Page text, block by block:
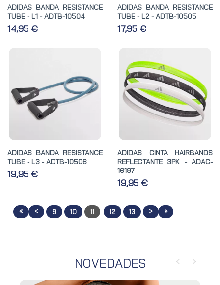
ADIDAS BANDA RESISTANCE
TUBE - L1 - ADTB-10504
14,95 €
ADIDAS BANDA RESISTANCE
TUBE - L2 - ADTB-10505
17,95 €
ADIDAS BANDA RESISTANCE
TUBE - L3 - ADTB-10506
19,95 €
ADIDAS CINTA HAIRBANDS
REFLECTANTE 3PK - ADAC-
16197
19,95 €
« < 9 10 11 12 13 > »
NOVEDADES